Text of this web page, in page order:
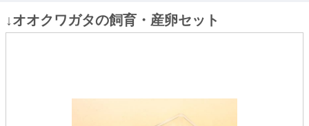
↓オオクワガタの飼育・産卵セット